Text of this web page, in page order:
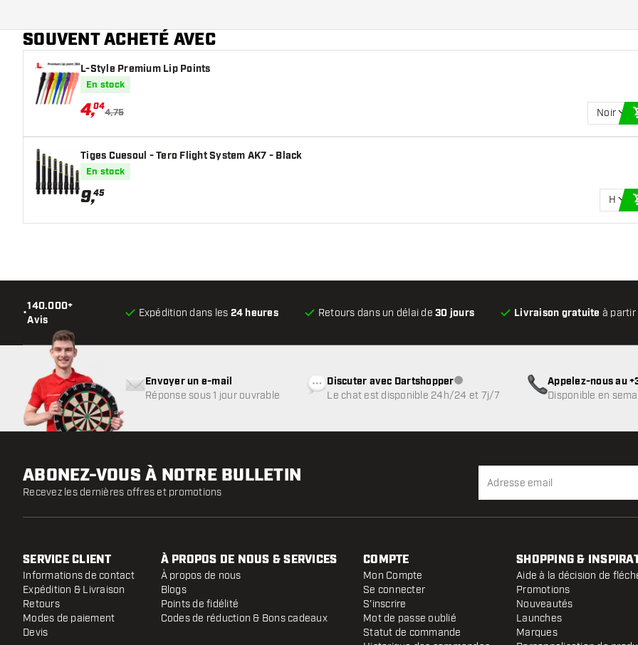
Zone de grip des fléchettes
Forme des fléchettes
Poids Fléchettes
Largeur des fléchettes (MM)
SOUVENT ACHETÉ AVEC
L-Style Premium Lip Points
En stock
4,04
4,75 Noir
Tiges Cuesoul - Tero Flight System AK7 - Black
En stock
9,45
H
•
140.000+
Avis
Expédition dans les 24 heures Retours dans un délai de30 jours Livraison gratuite à partir
Envoyer un e-mail
Réponse sous 1 jour ouvrable
Discuter avec DartshopperService client indisponible
Le chat est disponible 24h/24 et 7j/7
Appelez-nous au
Disponible en
ABONEZ-VOUS À NOTRE BULLETIN
Recevez les dernières offres et promotions
SERVICE CLIENT
Informations de contact
Expédition & Livraison
Retours
Modes de paiement
Devis
À PROPOS DE NOUS & SERVICES
À propos de nous
Blogs
Points de fidélité
Codes de réduction & Bons cadeaux
COMPTE
Mon Compte
Se connecter
S'inscrire
Mot de passe oublié
Statut de commande
SHOPPING &
Aide à la décision de
Promotions
Nouveautés
Launches
Marques